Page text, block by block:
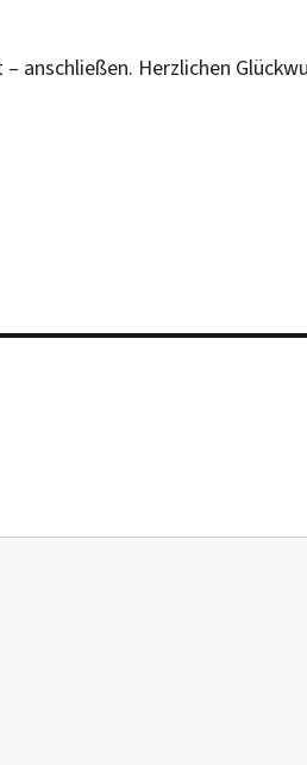
anschließen. Herzlichen